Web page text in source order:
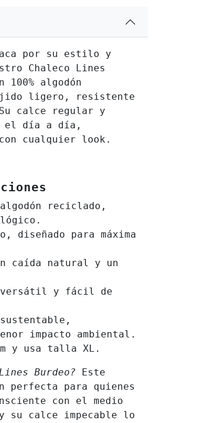
por su estilo y
Chaleco Lines
100% algodón
ligero, resistente
calce regular y
el día a día,
cualquier look.
algodón reciclado,
diseñado para máxima
caída natural y un
versátil y fácil de
impacto ambiental.
y usa talla XL.
Burdeo? Este
perfecta para quienes
con el medio
su calce impecable lo